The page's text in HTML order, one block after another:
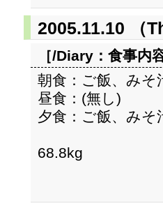
2005.11.10 （
［/Diary： 食事内
朝食：ご飯、みそ
昼食：(無し)
夕食：ご飯、み
68.8kg